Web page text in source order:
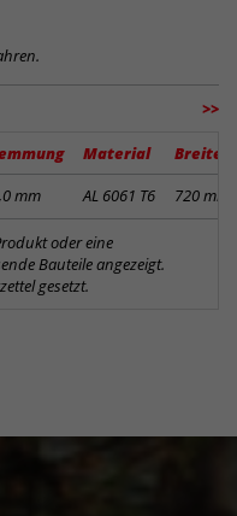
>>
Material
Breite
mm AL 6061 T6 720 mm
oder eine
Bauteile angezeigt.
gesetzt.